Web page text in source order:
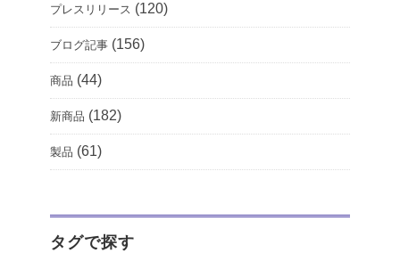
プレスリリース (120)
ブログ記事 (156)
商品 (44)
新商品 (182)
製品 (61)
タグで探す